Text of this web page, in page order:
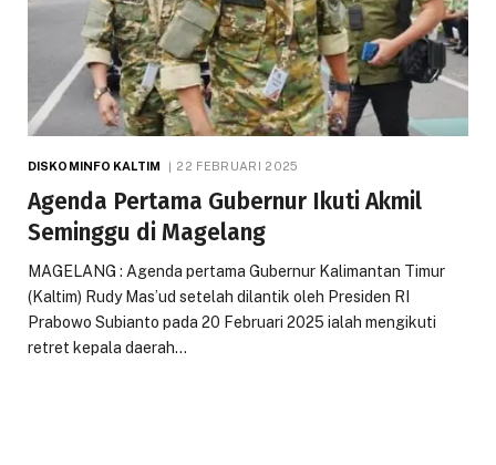
DISKOMINFO KALTIM 22 FEBRUARI 2025
Agenda Pertama Gubernur Ikuti Akmil
Seminggu di Magelang
MAGELANG : Agenda pertama Gubernur Kalimantan Timur
(Kaltim) Rudy Mas’ud setelah dilantik oleh Presiden RI
Prabowo Subianto pada 20 Februari 2025 ialah mengikuti
retret kepala daerah…